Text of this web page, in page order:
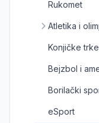
Rukomet
Atletika i
Konjičke trke
Bejzbol i
Borilački
eSport